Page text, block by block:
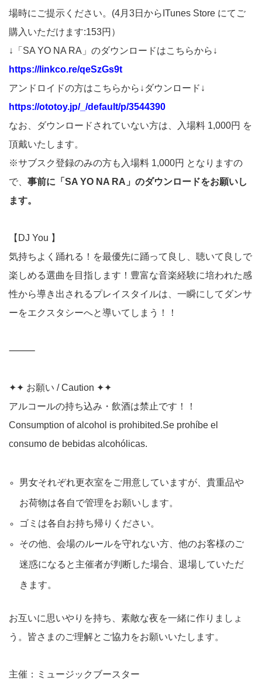
場時にご提示ください。(4月3日からITunes Store にてご
購入いただけます:153円）
↓「SA YO NA RA」のダウンロードはこちらから↓
https://linkco.re/qeSzGs9t
アンドロイドの方はこちらから↓ダウンロード↓
https://ototoy.jp/_/default/p/3544390
なお、ダウンロードされていない方は、入場料 1,000円 を
頂戴いたします。
※サブスク登録のみの方も入場料 1,000円 となりますの
で、 事前に「SA YO NA RA」のダウンロードをお願いし
ます。
【DJ You 】
気持ちよく踊れる！を最優先に踊って良し、聴いて良しで
楽しめる選曲を目指します！ 豊富な音楽経験に培われた感
性から導き出されるプレイスタイルは、一瞬にしてダンサ
ーをエクスタシーへと導いてしまう！！
⸻
✦✦ お願い / Caution ✦✦
アルコールの持ち込み・飲酒は禁止です！！
Consumption of alcohol is prohibited.Se prohíbe el
consumo de bebidas alcohólicas.
男女それぞれ更衣室をご用意していますが、貴重品や
お荷物は各自で管理をお願いします。
ゴミは各自お持ち帰りください。
その他、会場のルールを守れない方、他のお客様のご
迷惑になると主催者が判断した場合、退場していただ
きます。
お互いに思いやりを持ち、素敵な夜を一緒に作りましょ
う。 皆さまのご理解とご協力をお願いいたします。
主催：ミュージックブースター